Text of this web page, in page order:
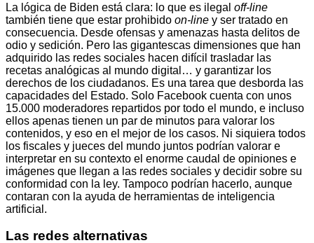
La lógica de Biden está clara: lo que es ilegal off-line
también tiene que estar prohibido on-line y ser tratado en
consecuencia. Desde ofensas y amenazas hasta delitos de
odio y sedición. Pero las gigantescas dimensiones que han
adquirido las redes sociales hacen difícil trasladar las
recetas analógicas al mundo digital… y garantizar los
derechos de los ciudadanos. Es una tarea que desborda las
capacidades del Estado. Solo Facebook cuenta con unos
15.000 moderadores repartidos por todo el mundo, e incluso
ellos apenas tienen un par de minutos para valorar los
contenidos, y eso en el mejor de los casos. Ni siquiera todos
los fiscales y jueces del mundo juntos podrían valorar e
interpretar en su contexto el enorme caudal de opiniones e
imágenes que llegan a las redes sociales y decidir sobre su
conformidad con la ley. Tampoco podrían hacerlo, aunque
contaran con la ayuda de herramientas de inteligencia
artificial.
Las redes alternativas